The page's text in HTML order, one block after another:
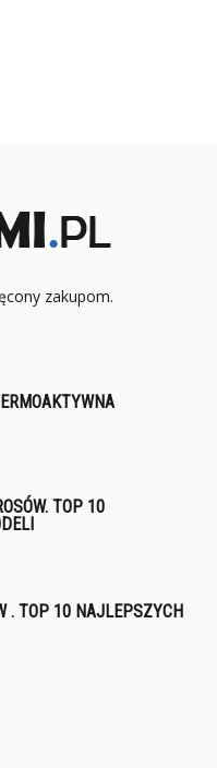
zakupom.
TOP 10
. TOP 10 NAJLEPSZYCH